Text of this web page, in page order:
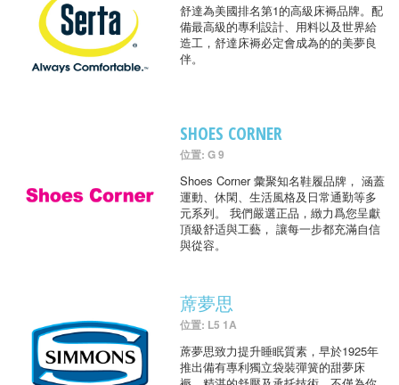
舒達為美國排名第1的高級床褥品牌。配
備最高級的專利設計、用料以及世界給
造工，舒達床褥必定會成為的的美夢良
伴。
SHOES CORNER
位置: G 9
Shoes Corner 彙聚知名鞋履品牌， 涵蓋
運動、休閑、生活風格及日常通勤等多
元系列。 我們嚴選正品，緻力爲您呈獻
頂級舒适與工藝， 讓每一步都充滿自信
與從容。
蓆夢思
位置: L5 1A
蓆夢思致力提升睡眠質素，早於1925年
推出備有專利獨立袋裝彈簧的甜夢床